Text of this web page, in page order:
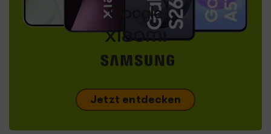
Jetzt entdecken